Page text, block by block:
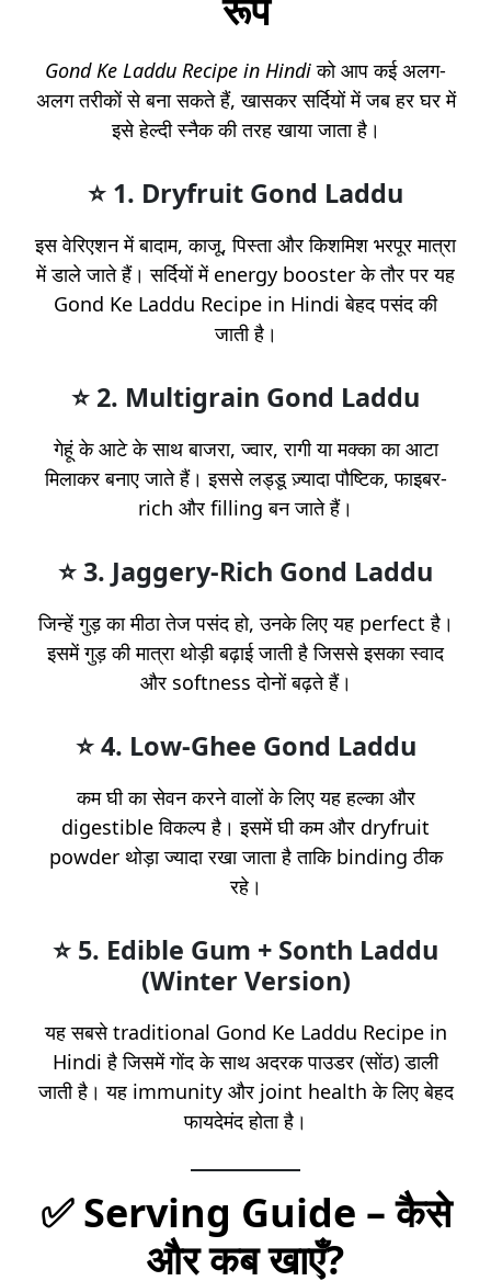
Gond Ke Laddu Recipe in Hindiको आप कई अलग-
अलग तरीकों से बना सकते हैं, खासकर सर्दियों में जब हर घर में
इसे हेल्दी स्नैक की तरह खाया जाता है।
⭐ 1. Dryfruit Gond Laddu
इस वेरिएशन में बादाम, काजू, पिस्ता और किशमिश भरपूर मात्रा
में डाले जाते हैं। सर्दियों में energy booster के तौर पर यह
Gond Ke Laddu Recipe in Hindi बेहद पसंद की
जाती है।
⭐ 2. Multigrain Gond Laddu
गेहूं के आटे के साथ बाजरा, ज्वार, रागी या मक्का का आटा
मिलाकर बनाए जाते हैं। इससे लड्डू ज़्यादा पौष्टिक, फाइबर-
rich और filling बन जाते हैं।
⭐ 3. Jaggery-Rich Gond Laddu
जिन्हें गुड़ का मीठा तेज पसंद हो, उनके लिए यह perfect है।
इसमें गुड़ की मात्रा थोड़ी बढ़ाई जाती है जिससे इसका स्वाद
और softness दोनों बढ़ते हैं।
⭐ 4. Low-Ghee Gond Laddu
कम घी का सेवन करने वालों के लिए यह हल्का और
digestible विकल्प है। इसमें घी कम और dryfruit
powder थोड़ा ज्यादा रखा जाता है ताकि binding ठीक
रहे।
⭐ 5. Edible Gum + Sonth Laddu
(Winter Version)
यह सबसे traditional Gond Ke Laddu Recipe in
Hindi है जिसमें गोंद के साथ अदरक पाउडर (सोंठ) डाली
जाती है। यह immunity और joint health के लिए बेहद
फायदेमंद होता है।
✅Serving Guide – कैसे
और कब खाएँ?